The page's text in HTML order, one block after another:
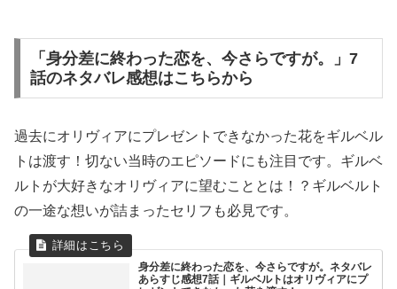
「身分差に終わった恋を、今さらですが。」7
話のネタバレ感想はこちらから
過去にオリヴィアにプレゼントできなかった花をギルベル
トは渡す！切ない当時のエピソードにも注目です。ギルベ
ルトが大好きなオリヴィアに望むこととは！？ギルベルト
の一途な想いが詰まったセリフも必見です。
身分差に終わった恋を、今さらですが。ネタバレ
あらすじ感想7話｜ギルベルトはオリヴィアにプ